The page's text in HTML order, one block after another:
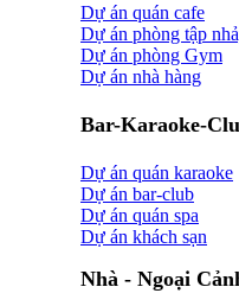
Dự án quán cafe
Dự án phòng tập
Dự án phòng Gym
Dự án nhà hàng
Bar-Karaoke-
Dự án quán karaoke
Dự án bar-club
Dự án quán spa
Dự án khách sạn
Nhà - Ngoại